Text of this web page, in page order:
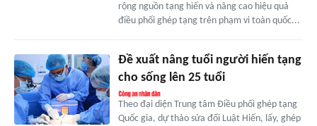
rộng nguồn tạng hiến và nâng cao hiệu quả
điều phối ghép tạng trên phạm vi toàn quốc...
Đề xuất nâng tuổi người hiến tạng
cho sống lên 25 tuổi
Theo đại diện Trung tâm Điều phối ghép tạng
Quốc gia, dự thảo sửa đổi Luật Hiến, lấy, ghép